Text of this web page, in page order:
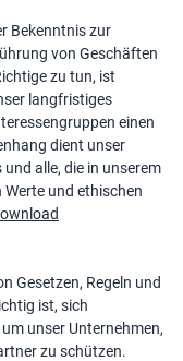
Bekenntnis zur
von Geschäften
zu tun, ist
langfristiges
einen
dient unser
alle, die in unserem
und ethischen
Gesetzen, Regeln und
ist, sich
unser Unternehmen,
zu schützen.